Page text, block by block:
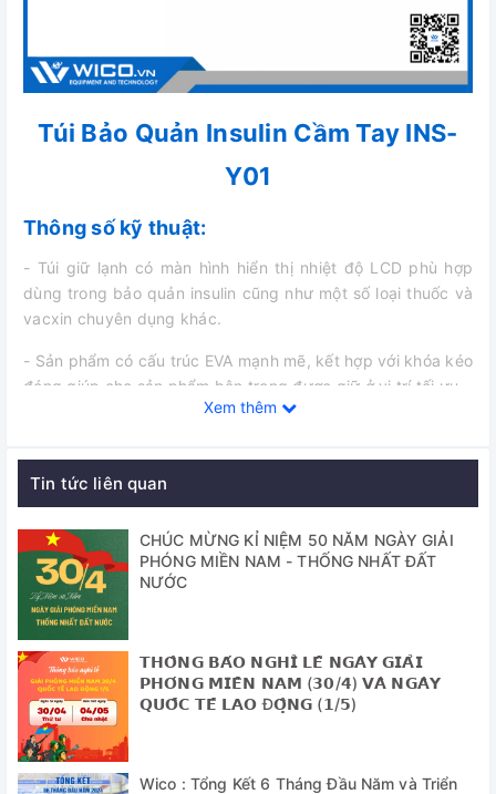
Túi Bảo Quản Insulin Cầm Tay INS-
Y01
Thông số kỹ thuật:
- Túi giữ lạnh có màn hình hiển thị nhiệt độ LCD phù hợp
dùng trong bảo quản insulin cũng như một số loại thuốc và
vacxin chuyên dụng khác.
- Sản phẩm có cấu trúc EVA mạnh mẽ, kết hợp với khóa kéo
đóng giúp cho sản phẩm bên trong được giữ ở vị trí tối ưu.
đá gel có thể tái sử dụng, không chứa latex, không gây
- Có thể vệ sinh sản phẩm dễ dàng bằng khăn ẩm, vải
mềm.
- Kích thước: 21 x 11 x 5.5 (cm)
Cung cấp bao gồm:
- Túi bảo quản
- 01 Túi đá gel
Xem thêm
Tin tức liên quan
CHÚC MỪNG KỈ NIỆM 50 NĂM NGÀY GIẢI
PHÓNG MIỀN NAM - THỐNG NHẤT ĐẤT
NƯỚC
𝗧𝗛𝗢̂𝗡𝗚 𝗕𝗔́𝗢 𝗡𝗚𝗛𝗜̉ 𝗟𝗘̂̃ 𝗡𝗚𝗔̀𝗬 𝗚𝗜𝗔̉𝗜
𝗣𝗛𝗢́𝗡𝗚 𝗠𝗜𝗘̂̀𝗡 𝗡𝗔𝗠 (𝟯𝟬/𝟰) 𝗩𝗔̀ 𝗡𝗚𝗔̀𝗬
𝗤𝗨𝗢̂́𝗖 𝗧𝗘̂́ 𝗟𝗔𝗢 Đ𝗢̣̂𝗡𝗚 (𝟭/𝟱)
Wico : Tổng Kết 6 Tháng Đầu Năm và Triển